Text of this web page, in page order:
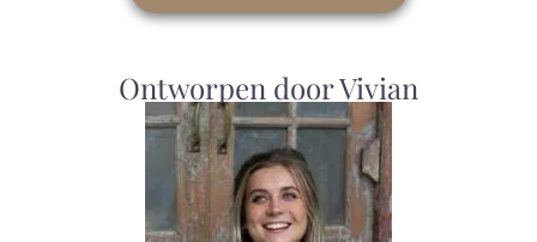
Ontworpen door Vivian